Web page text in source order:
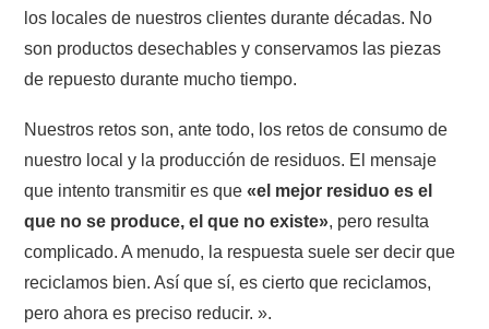
los locales de nuestros clientes durante décadas. No
son productos desechables y conservamos las piezas
de repuesto durante mucho tiempo.
Nuestros retos son, ante todo, los retos de consumo de
nuestro local y la producción de residuos. El mensaje
que intento transmitir es que«el mejor residuo es el
que no se produce, el que no existe», pero resulta
complicado. A menudo, la respuesta suele ser decir que
reciclamos bien. Así que sí, es cierto que reciclamos,
pero ahora es preciso reducir. ».